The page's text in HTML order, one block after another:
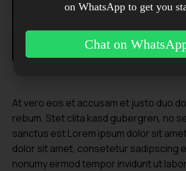
At vero eos et accusam et justo duo
rebum. Stet clita kasd gubergren, no
sanctus est Lorem ipsum dolor sit
dolor sit amet, consetetur sadipscing
nonumy eirmod tempor invidunt ut
on WhatsApp to get you
Chat on